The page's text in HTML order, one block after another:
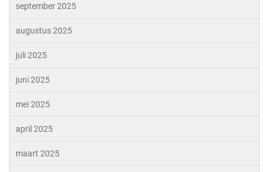
september 2025
augustus 2025
juli 2025
juni 2025
mei 2025
april 2025
maart 2025